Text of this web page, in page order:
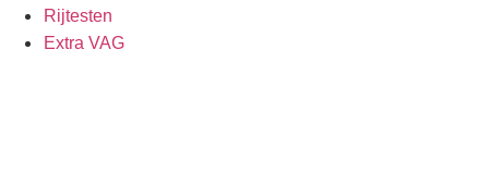
Rijtesten
Extra VAG